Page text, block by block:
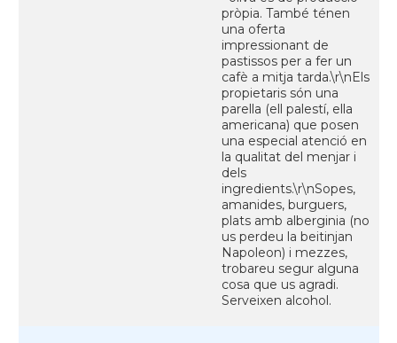
pròpia. També ténen
una oferta
impressionant de
pastissos per a fer un
cafè a mitja tarda.\r\nEls
propietaris són una
parella (ell palestí, ella
americana) que posen
una especial atenció en
la qualitat del menjar i
dels
ingredients.\r\nSopes,
amanides, burguers,
plats amb alberginia (no
us perdeu la beitinjan
Napoleon) i mezzes,
trobareu segur alguna
cosa que us agradi.
Serveixen alcohol.